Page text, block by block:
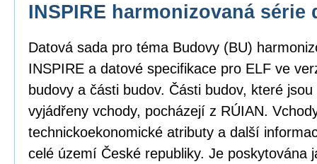
INSPIRE harmonizovaná série
Datová sada pro téma Budovy (BU)
INSPIRE a datové specifikace pro ELF ve
budovy a části budov. Části budov, které
vyjádřeny vchody, pocházejí z RÚIAN.
technickoekonomické atributy a další
celé území České republiky. Je poskytována